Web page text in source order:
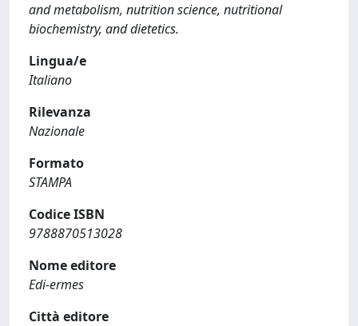
and metabolism, nutrition science, nutritional
biochemistry, and dietetics.
Lingua/e
Italiano
Rilevanza
Nazionale
Formato
STAMPA
Codice ISBN
9788870513028
Nome editore
Edi-ermes
Città editore